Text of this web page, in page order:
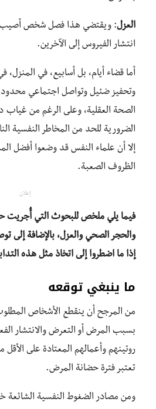
العزل: ويقتضي هذا فصل شخص أصيب
انتشار الفيروس إلى الآخرين.
أما قضاء أيام، بل أسابيع، في
وتحفيز ضئيل وتواصل اجتماعي
الصحة العقلية، وعلى الرغم من
الضرورية للحد من المخاطر النفسية
إلا أن علماء النفس قد وضعوا أفضل
الظروف الصعبة.
إعلان
فيما يلي ملخص للبحوث التي أُجريت
والحجر الصحي والعزل، بالإضافة إلى
إذا ما اضطروا إلى اتخاذ مثل هذه
ما ينبغي توقعه
من المرجح أن ينقطع الأشخاص
بسبب المرض أو التعرض والانتشار
روتينهم وأعمالهم المعتادة على الأقل
تعتبر فترة حضانة المرض.
ومن مصادر الضغوط النفسية الشائعة